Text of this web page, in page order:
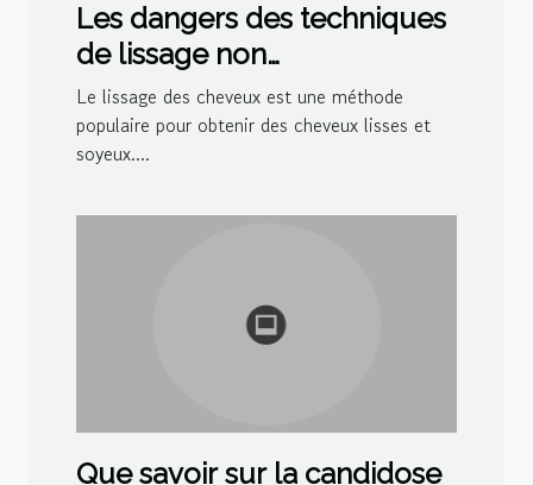
Les dangers des techniques
de lissage non
professionnelles
Le lissage des cheveux est une méthode
populaire pour obtenir des cheveux lisses et
soyeux....
Que savoir sur la candidose